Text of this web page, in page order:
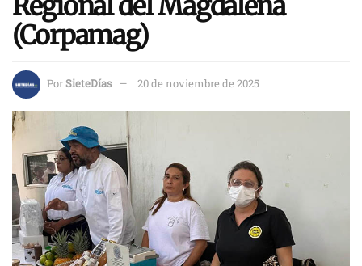
(Corpamag)
PorSieteDías 20 de noviembre de 2025